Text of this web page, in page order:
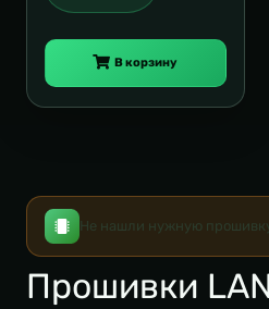
В корзину
Не нашли нужную
Прошивки